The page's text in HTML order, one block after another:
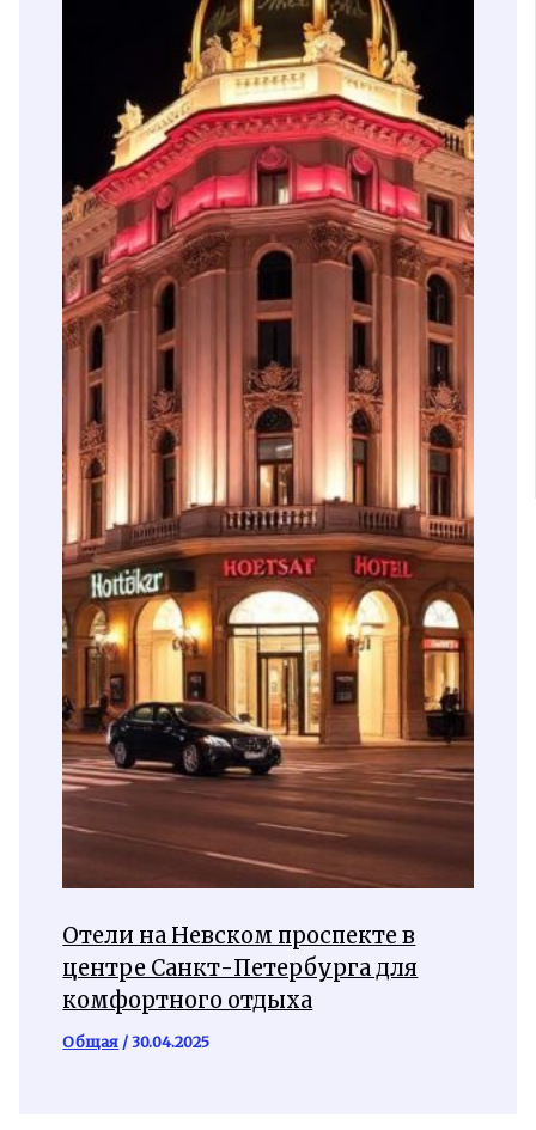
Отели на Невском проспекте в
центре Санкт-Петербурга для
комфортного отдыха
Общая /30.04.2025